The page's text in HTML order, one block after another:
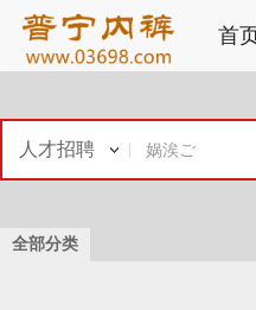
首
人才招聘
全部分类